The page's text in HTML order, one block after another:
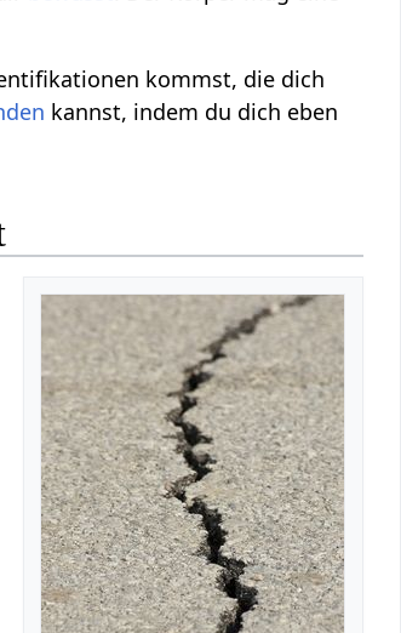
kommst, die dich
kannst, indem du dich eben